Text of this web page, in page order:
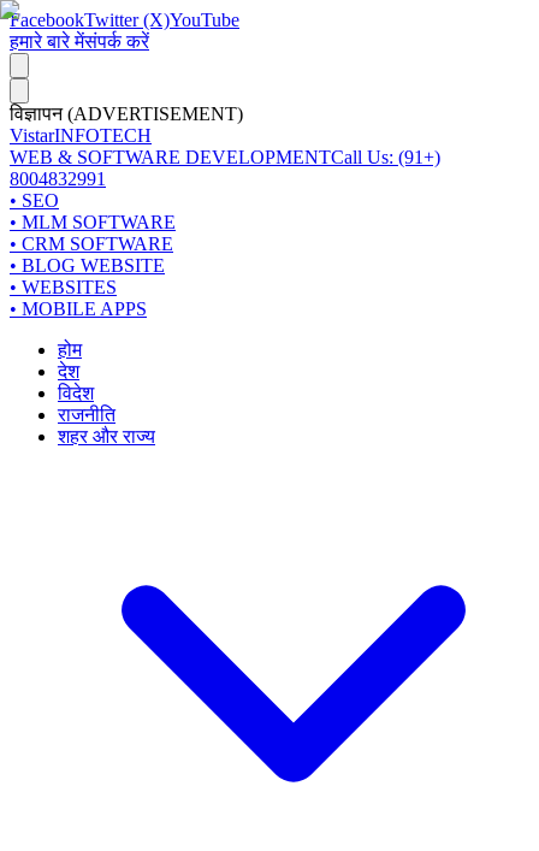
FacebookTwitter (X)YouTube
हमारे बारे मेंसंपर्क करें
विज्ञापन (ADVERTISEMENT)
VistarINFOTECH
WEB & SOFTWARE DEVELOPMENTCall Us: (91+)
8004832991
• SEO
• MLM SOFTWARE
• CRM SOFTWARE
• BLOG WEBSITE
• WEBSITES
• MOBILE APPS
होम
देश
विदेश
राजनीति
शहर और राज्य